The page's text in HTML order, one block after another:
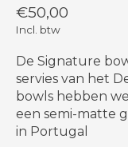
€50,00
Incl. btw
De Signature
servies van het
bowls hebben
een semi-matte
in Portugal